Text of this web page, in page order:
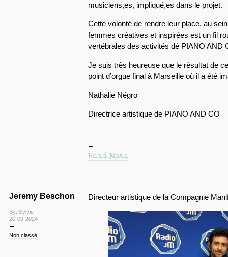
musiciens,es, impliqué,es dans le projet.
Cette volonté de rendre leur place, au
femmes créatives et inspirées est un fil
vertébrales des activités dé PIANO AND
Je suis très heureuse que le résultat de
point d’orgue final à Marseille où il a été
Nathalie Négro
Directrice artistique de PIANO AND CO
Read More
Jeremy Beschon
By: Sylvie
20-03-2024
Non classé
Directeur artistique de la Compagnie